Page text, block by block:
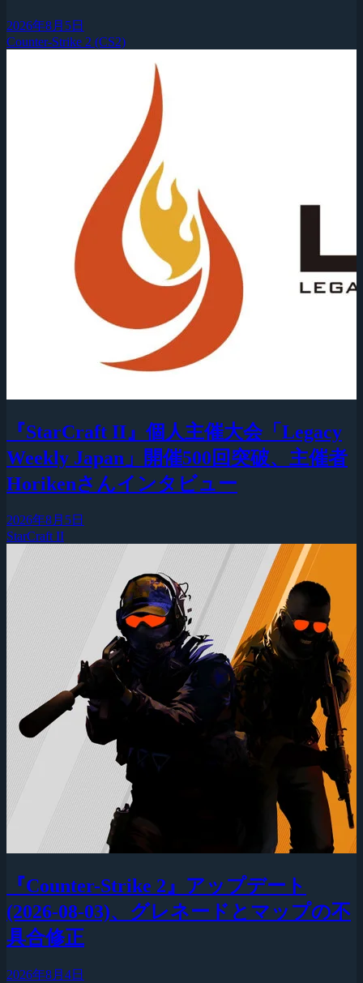
2026年8月5日
Counter-Strike 2 (CS2)
『StarCraft II』個人主催大会「Legacy
Weekly Japan」開催500回突破、主催者
Horikenさんインタビュー
2026年8月5日
StarCraft II
『Counter-Strike 2』アップデート
(2026-08-03)、グレネードとマップの不
具合修正
2026年8月4日